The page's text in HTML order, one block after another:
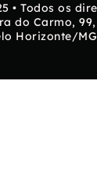
• Todos os
do Carmo,
Horizonte/MG